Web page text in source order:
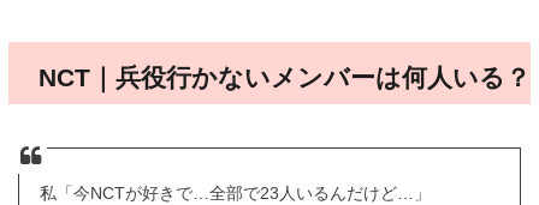
NCT｜兵役行かないメンバーは何人いる？
私「今NCTが好きで…全部で23人いるんだけど…」